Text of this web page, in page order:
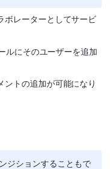
ボレーターとしてサービ
ルにそのユーザーを追加
トの追加が可能になり
ジションすることもで